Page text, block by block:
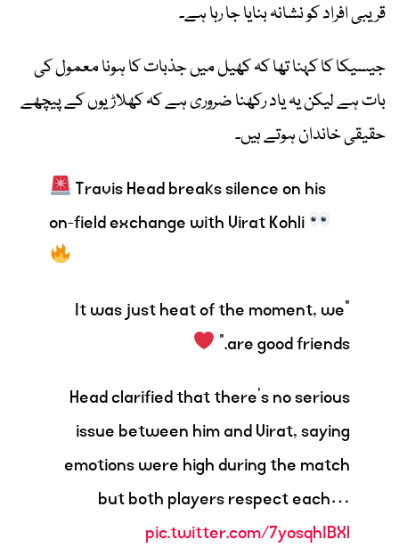
قریبی افراد کو نشانہ بنایا جا رہا ہے۔
جیسیکا کا کہنا تھا کہ کھیل میں جذبات کا ہونا معمول کی
بات ہے لیکن یہ یاد رکھنا ضروری ہے کہ کھلاڑیوں کے پیچھے
حقیقی خاندان ہوتے ہیں۔
Travis Head breaks silence on his
on-field exchange with Virat Kohli
“It was just heat of the moment, we
are good friends.”
Head clarified that there’s no serious
issue between him and Virat, saying
emotions were high during the match
but both players respect each…
pic.twitter.com/7yosqhIBXl